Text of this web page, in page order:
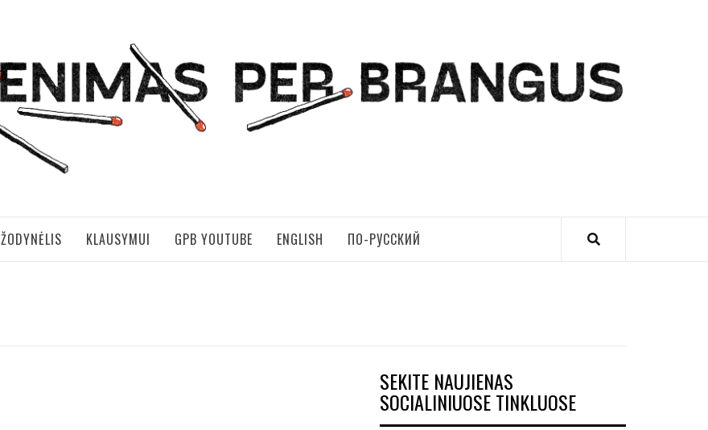
ŽODYNĖLIS KLAUSYMUI GPB YOUTUBE ENGLISH ПО-РУССКИЙ
SEKITE NAUJIENAS
SOCIALINIUOSE TINKLUOSE